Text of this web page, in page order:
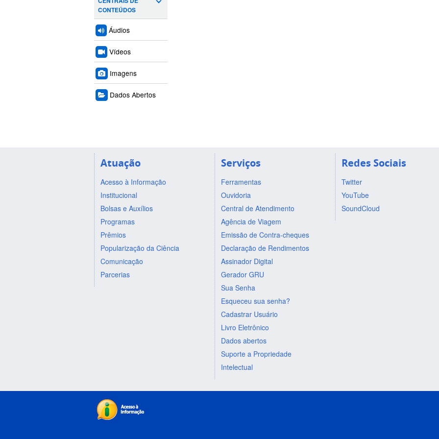
CONTEÚDOS
Áudios
Vídeos
Imagens
Dados Abertos
Atuação
Acesso à Informação
Institucional
Bolsas e Auxílios
Programas
Prêmios
Popularização da Ciência
Comunicação
Parcerias
Serviços
Ferramentas
Ouvidoria
Central de Atendimento
Agência de Viagem
Emissão de Contra-cheques
Declaração de Rendimentos
Assinador Digital
Gerador GRU
Sua Senha
Esqueceu sua senha?
Cadastrar Usuário
Livro Eletrônico
Dados abertos
Suporte a Propriedade
Intelectual
Redes Sociais
Twitter
YouTube
SoundCloud